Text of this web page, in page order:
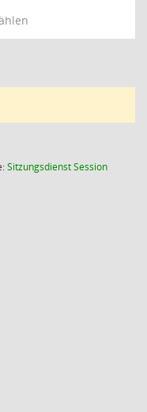
SitzungsdienstSession(Wird in